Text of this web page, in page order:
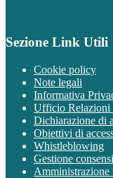
Sezione Link Utili
Cookie policy
Note legali
Informativa
Ufficio Relazioni
Dichiarazione di
Obiettivi di
Whistleblowing
Gestione
Amministrazione